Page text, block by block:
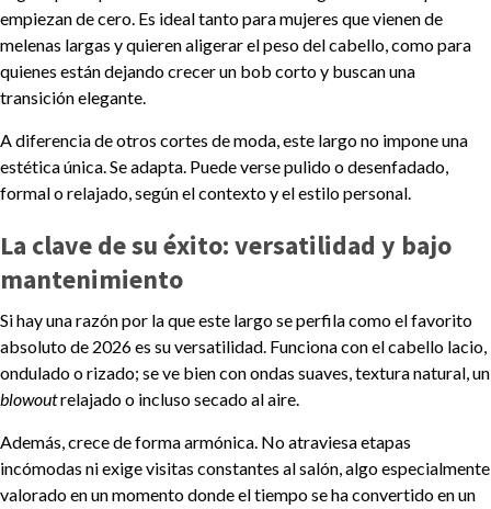
empiezan de cero. Es ideal tanto para mujeres que vienen de
melenas largas y quieren aligerar el peso del cabello, como para
quienes están dejando crecer un bob corto y buscan una
transición elegante.
A diferencia de otros cortes de moda, este largo no impone una
estética única. Se adapta. Puede verse pulido o desenfadado,
formal o relajado, según el contexto y el estilo personal.
La clave de su éxito: versatilidad y bajo
mantenimiento
Si hay una razón por la que este largo se perfila como el favorito
absoluto de 2026 es su versatilidad. Funciona con el cabello lacio,
ondulado o rizado; se ve bien con ondas suaves, textura natural, un
blowoutrelajado o incluso secado al aire.
Además, crece de forma armónica. No atraviesa etapas
incómodas ni exige visitas constantes al salón, algo especialmente
valorado en un momento donde el tiempo se ha convertido en un